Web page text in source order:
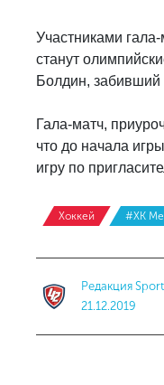
Участниками
станут
Болдин, забивший
Гала-матч,
что до начала
игру по
Хоккей #ХК
Редакция
21.12.2019